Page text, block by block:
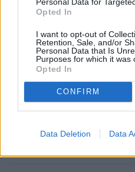
Opted In
I want to opt-out of
Retention, Sale, and/or
Personal Data that Is
Purposes for which it was
Opted In
CONFIRM
Data Deletion Data